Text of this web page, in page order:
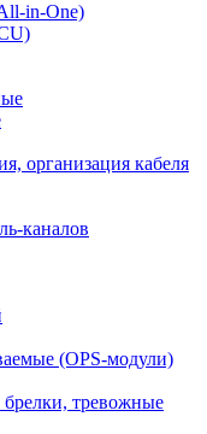
in-One)
организация кабеля
каналов
(OPS-модули)
тревожные